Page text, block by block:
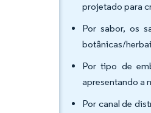
projetado para
Por sabor, os
botânicas/
Por tipo de
apresentando a
Por canal de